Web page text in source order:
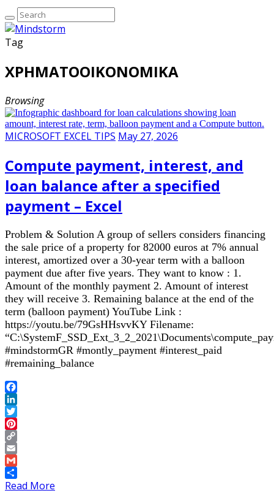
Tag
ΧΡΗΜΑΤΟΟΙΚΟΝΟΜΙΚΑ
Browsing
MICROSOFT EXCEL TIPS May 27, 2026
Compute payment, interest, and
loan balance after a specified
payment – Excel
Problem & Solution A group of sellers considers financing
the sale price of a property for 82000 euros at 7% annual
interest, amortized over a 30-year term with a balloon
payment due after five years. They want to know : 1.
Amount of the monthly payment 2. Amount of interest
they will receive 3. Remaining balance at the end of the
term (balloon payment) YouTube Link :
https://youtu.be/79GsHHsvvKY Filename:
#mindstormGR #montly_payment #interest_paid
#remaining_balance
Facebook
LinkedIn
Twitter
Pinterest
Copy
Link
Email
Gmail
Share
Read More